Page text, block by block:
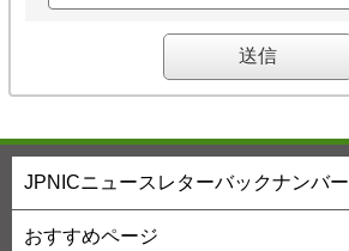
JPNICニュースレターバックナンバー
おすすめページ